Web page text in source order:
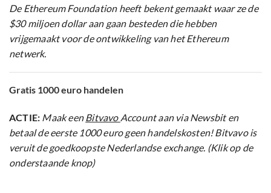
De Ethereum Foundation heeft bekent gemaakt waar ze de
$30 miljoen dollar aan gaan besteden die hebben
vrijgemaakt voor de ontwikkeling van het Ethereum
netwerk.
Gratis 1000 euro handelen
ACTIE: Maak eenBitvavo Account aan via Newsbit en
betaal de eerste 1000 euro geen handelskosten! Bitvavo is
veruit de goedkoopste Nederlandse exchange. (Klik op de
onderstaande knop)